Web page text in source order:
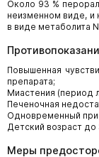
Около 93 %
неизменном виде, и
в виде метаболита
Повышенная
препарата;
Миастения (период
Печеночная
Одновременный
Детский возраст
Меры